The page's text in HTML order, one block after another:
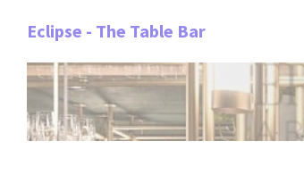
Eclipse - The Table Bar